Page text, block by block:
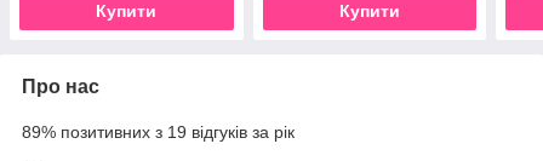
Купити Купити
Про нас
89% позитивних з 19 відгуків за рік